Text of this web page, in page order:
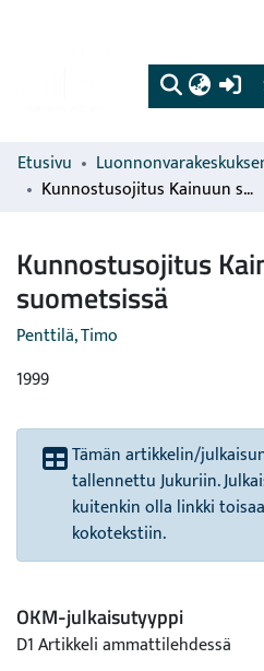
Etusivu
Kunnostusojitus Kainuun suometsissä
Kunnostusojitus
suometsissä
Penttilä, Timo
1999
Tämän artikkelin/
tallennettu Jukuriin.
kuitenkin olla linkki
kokotekstiin.
OKM-julkaisutyyppi
D1 Artikkeli ammattilehdessä